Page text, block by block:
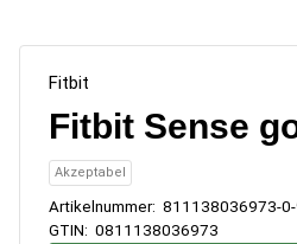
Fitbit
Fitbit Sense
Akzeptabel
Artikelnummer: 811138036973-
GTIN: 0811138036973